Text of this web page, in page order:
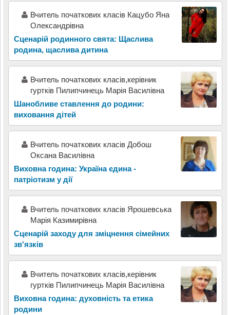
Вчитель початкових класів Кацубо Яна
Олександрівна
Сценарій родинного свята: Щаслива
родина, щаслива дитина
Вчитель початкових класів,керівник
гуртків Пилипчинець Марія Василівна
Шанобливе ставлення до родини:
виховання дітей
Вчитель початкових класів Добош
Оксана Василівна
Виховна година: Україна єдина -
патріотизм у дії
Вчитель початкових класів Ярошевська
Марія Казимирівна
Сценарій заходу для зміцнення сімейних
зв'язків
Вчитель початкових класів,керівник
гуртків Пилипчинець Марія Василівна
Виховна година: духовність та етика
родини